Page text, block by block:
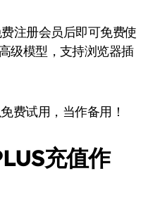
注册会员后即可免费使
级模型，支持浏览器插
费试用，当作备用！
充值作